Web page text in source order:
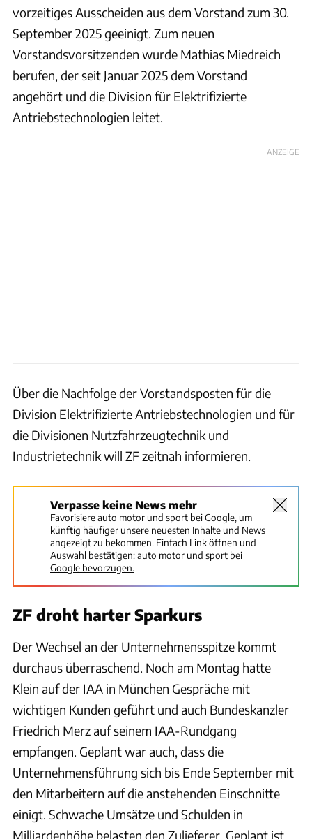
vorzeitiges Ausscheiden aus dem Vorstand zum 30.
September 2025 geeinigt. Zum neuen
Vorstandsvorsitzenden wurde Mathias Miedreich
berufen, der seit Januar 2025 dem Vorstand
angehört und die Division für Elektrifizierte
Antriebstechnologien leitet.
ANZEIGE
Über die Nachfolge der Vorstandsposten für die
Division Elektrifizierte Antriebstechnologien und für
die Divisionen Nutzfahrzeugtechnik und
Industrietechnik will ZF zeitnah informieren.
Verpasse keine News mehr
Favorisiere auto motor und sport bei Google, um
künftig häufiger unsere neuesten Inhalte und News
angezeigt zu bekommen. Einfach Link öffnen und
Auswahl bestätigen:auto motor und sport bei
Google bevorzugen.
ZF droht harter Sparkurs
Der Wechsel an der Unternehmensspitze kommt
durchaus überraschend. Noch am Montag hatte
Klein auf der IAA in München Gespräche mit
wichtigen Kunden geführt und auch Bundeskanzler
Friedrich Merz auf seinem IAA-Rundgang
empfangen. Geplant war auch, dass die
Unternehmensführung sich bis Ende September mit
den Mitarbeitern auf die anstehenden Einschnitte
einigt. Schwache Umsätze und Schulden in
Milliardenhöhe belasten den Zulieferer. Geplant ist